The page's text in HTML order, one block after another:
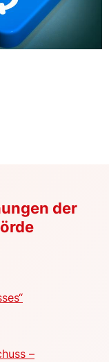
der
–